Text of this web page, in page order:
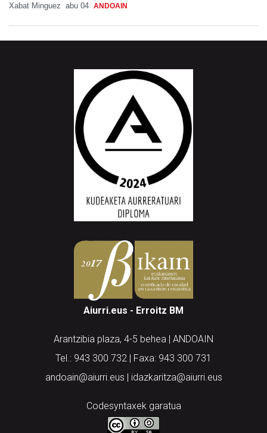
Xabat Minguez abu 04 ANDOAIN
Aiurri.eus - Erroitz BM
Arantzibia plaza, 4-5 behea | ANDOAIN
Tel.: 943 300 732 | Faxa: 943 300 731
andoain@aiurri.eus | idazkaritza@aiurri.eus
Codesyntaxek garatua